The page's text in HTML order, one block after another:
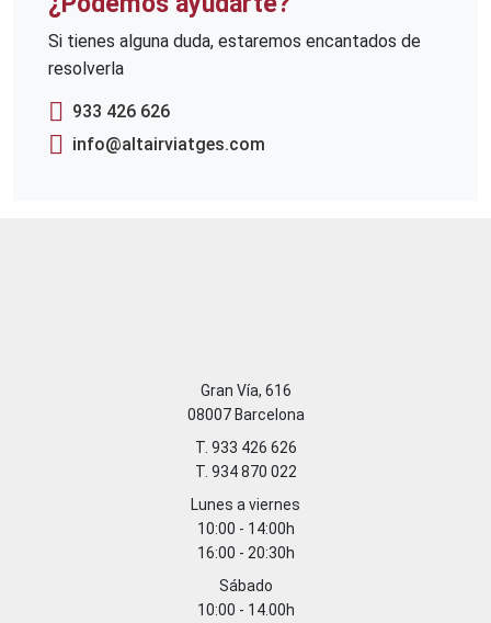
Si tienes alguna duda, estaremos encantados de
resolverla
933 426 626
info@altairviatges.com
Gran Vía, 616
08007 Barcelona
T. 933 426 626
T. 934 870 022
Lunes a viernes
10:00 - 14:00h
16:00 - 20:30h
Sábado
10:00 - 14.00h